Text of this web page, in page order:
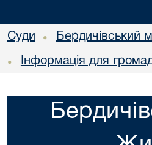
Суди • Бердичівський
• Інформація для